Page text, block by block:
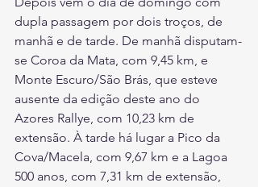
dupla passagem por dois troços, de
manhã e de tarde. De manhã disputam-
se Coroa da Mata, com 9,45 km, e
Monte Escuro/São Brás, que esteve
ausente da edição deste ano do
Azores Rallye, com 10,23 km de
extensão. À tarde há lugar a Pico da
Cova/Macela, com 9,67 km e a Lagoa
500 anos, com 7,31 km de extensão,